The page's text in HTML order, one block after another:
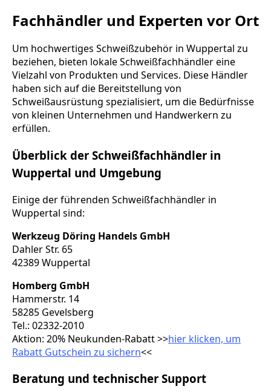
Fachhändler und Experten vor Ort
Um hochwertiges Schweißzubehör in Wuppertal zu
beziehen, bieten lokale Schweißfachhändler eine
Vielzahl von Produkten und Services. Diese Händler
haben sich auf die Bereitstellung von
Schweißausrüstung spezialisiert, um die Bedürfnisse
von kleinen Unternehmen und Handwerkern zu
erfüllen.
Überblick der Schweißfachhändler in
Wuppertal und Umgebung
Einige der führenden Schweißfachhändler in
Wuppertal sind:
Werkzeug Döring Handels GmbH
Dahler Str. 65
42389 Wuppertal
Homberg GmbH
Hammerstr. 14
58285 Gevelsberg
Tel.: 02332-2010
Aktion: 20% Neukunden-Rabatt >>hier klicken, um
Rabatt Gutschein zu sichern<<
Beratung und technischer Support